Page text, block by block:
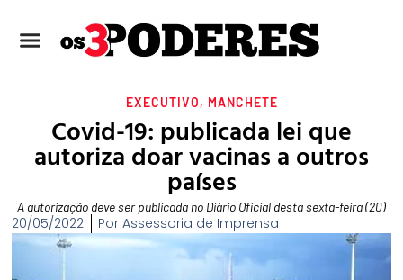
EXECUTIVO, MANCHETE
Covid-19: publicada lei que
autoriza doar vacinas a outros
países
A autorização deve ser publicada no Diário Oficial desta sexta-feira (20)
20/05/2022 Por Assessoria de Imprensa